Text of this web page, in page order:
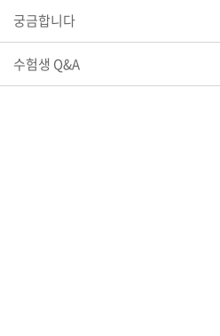
궁금합니다
수험생 Q&A